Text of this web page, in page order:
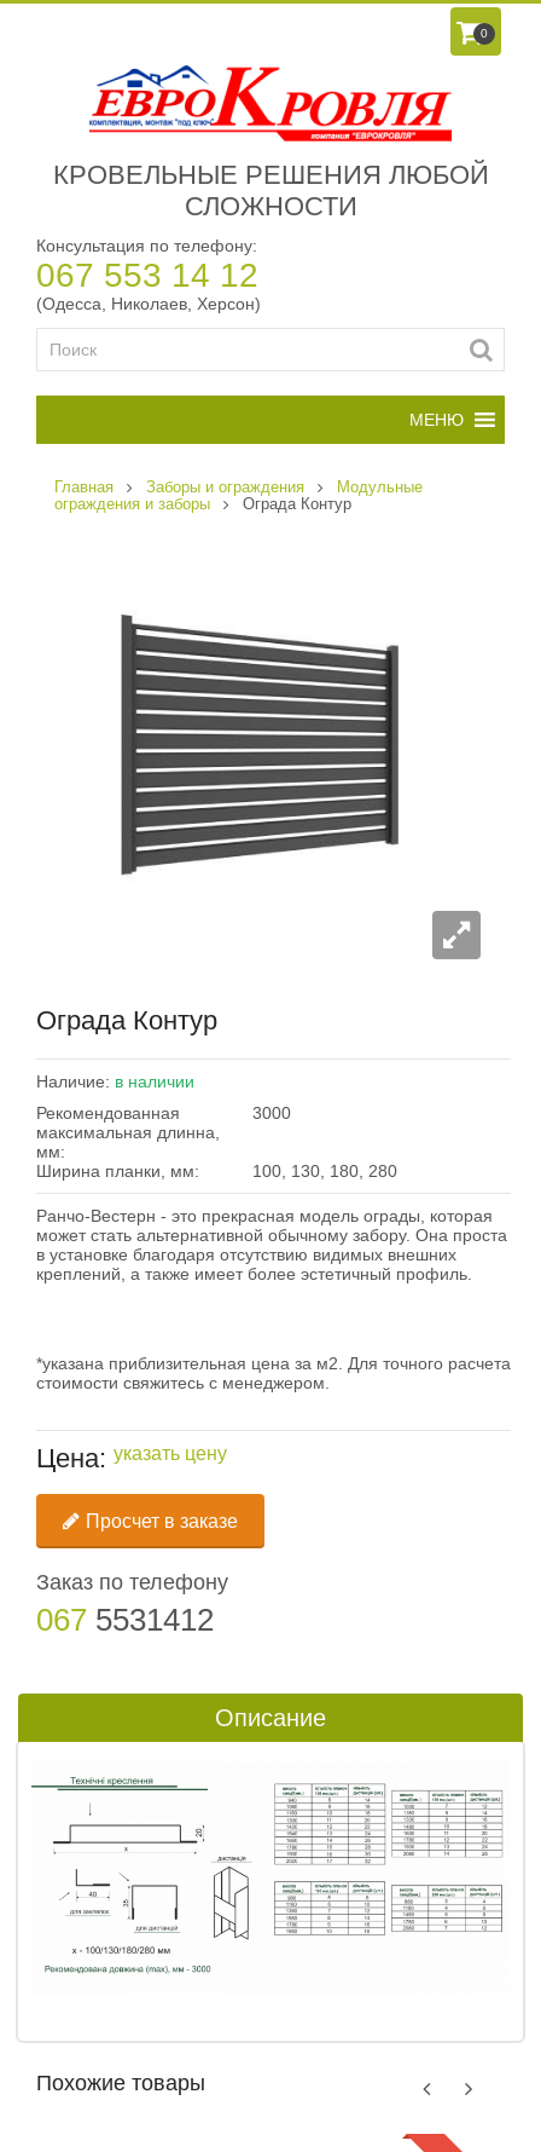
0
КРОВЕЛЬНЫЕ РЕШЕНИЯ ЛЮБОЙ
СЛОЖНОСТИ
Консультация по телефону:
067 553 14 12
(Одесса, Николаев, Херсон)
Главная Заборы и ограждения
Модульные
ограждения и заборы
Ограда Контур
Ограда Контур
Наличие: в наличии
Рекомендованная
максимальная длинна,
мм:
3000
Ширина планки, мм: 100, 130, 180, 280
Ранчо-Вестерн - это прекрасная модель ограды, которая
может стать альтернативной обычному забору. Она проста
в установке благодаря отсутствию видимых внешних
креплений, а также имеет более эстетичный профиль.
*указана приблизительная цена за м2. Для точного расчета
стоимости свяжитесь с менеджером.
Цена: указать цену
Просчет в заказе
Заказ по телефону
067 5531412
Описание
Похожие товары